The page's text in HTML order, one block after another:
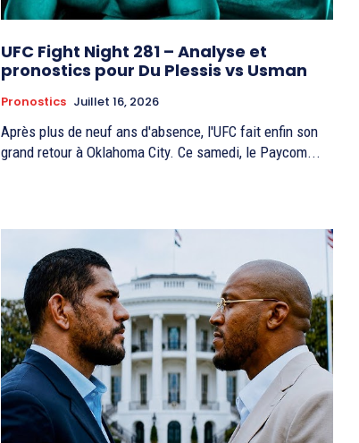
UFC Fight Night 281 – Analyse et
pronostics pour Du Plessis vs Usman
Pronostics Juillet 16, 2026
Après plus de neuf ans d'absence, l'UFC fait enfin son
grand retour à Oklahoma City. Ce samedi, le Paycom...